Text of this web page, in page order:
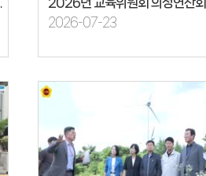
2026-07-23